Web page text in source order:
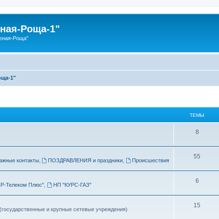
Роща-1"
Роща"
1"
ТЕМЫ
8Т
м
ы
контакты, ПОЗДРАВЛЕНИЯ и праздники Происшествия
55
ы
Телеком Плюс", НП "КУРС-ГАЗ"
6Т
м
и крупные сетевые учреждения)
15